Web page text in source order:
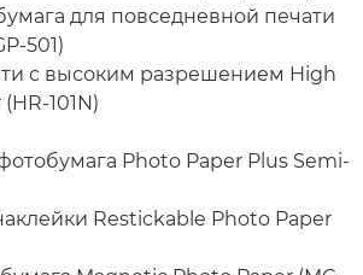
для повседневной печати
501)
с высоким разрешением High
101N)
Photo Paper Plus Semi-
Restickable Photo Paper